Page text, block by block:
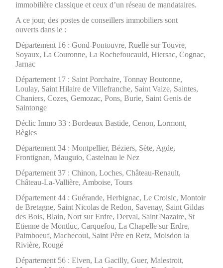
immobilière classique et ceux d’un réseau de mandataires.
A ce jour, des postes de conseillers immobiliers sont
ouverts dans le :
Département 16 : Gond-Pontouvre, Ruelle sur Touvre,
Soyaux, La Couronne, La Rochefoucauld, Hiersac, Cognac,
Jarnac
Département 17 : Saint Porchaire, Tonnay Boutonne,
Loulay, Saint Hilaire de Villefranche, Saint Vaize, Saintes,
Chaniers, Cozes, Gemozac, Pons, Burie, Saint Genis de
Saintonge
Déclic Immo 33 : Bordeaux Bastide, Cenon, Lormont,
Bègles
Département 34 : Montpellier, Béziers, Sète, Agde,
Frontignan, Mauguio, Castelnau le Nez
Département 37 : Chinon, Loches, Château-Renault,
Château-La-Vallière, Amboise, Tours
Département 44 : Guérande, Herbignac, Le Croisic, Montoir
de Bretagne, Saint Nicolas de Redon, Savenay, Saint Gildas
des Bois, Blain, Nort sur Erdre, Derval, Saint Nazaire, St
Etienne de Montluc, Carquefou, La Chapelle sur Erdre,
Paimboeuf, Machecoul, Saint Père en Retz, Moisdon la
Rivière, Rougé
Département 56 : Elven, La Gacilly, Guer, Malestroit,